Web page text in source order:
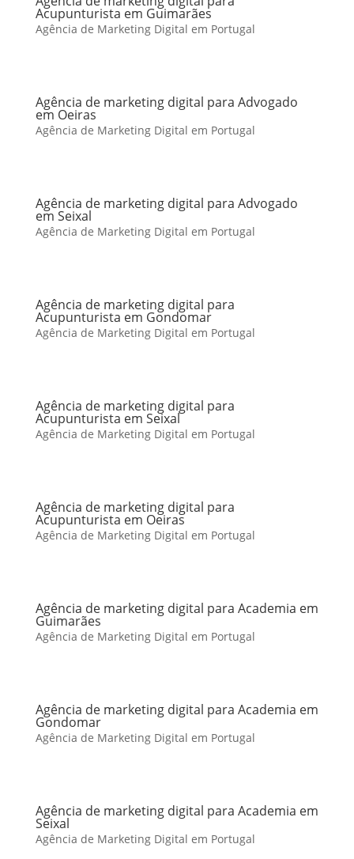
Acupunturista em Guimarães
Agência de Marketing Digital em Portugal
Agência de marketing digital para Advogado
em Oeiras
Agência de Marketing Digital em Portugal
Agência de marketing digital para Advogado
em Seixal
Agência de Marketing Digital em Portugal
Agência de marketing digital para
Acupunturista em Gondomar
Agência de Marketing Digital em Portugal
Agência de marketing digital para
Acupunturista em Seixal
Agência de Marketing Digital em Portugal
Agência de marketing digital para
Acupunturista em Oeiras
Agência de Marketing Digital em Portugal
Agência de marketing digital para Academia em
Guimarães
Agência de Marketing Digital em Portugal
Agência de marketing digital para Academia em
Gondomar
Agência de Marketing Digital em Portugal
Agência de marketing digital para Academia em
Seixal
Agência de Marketing Digital em Portugal